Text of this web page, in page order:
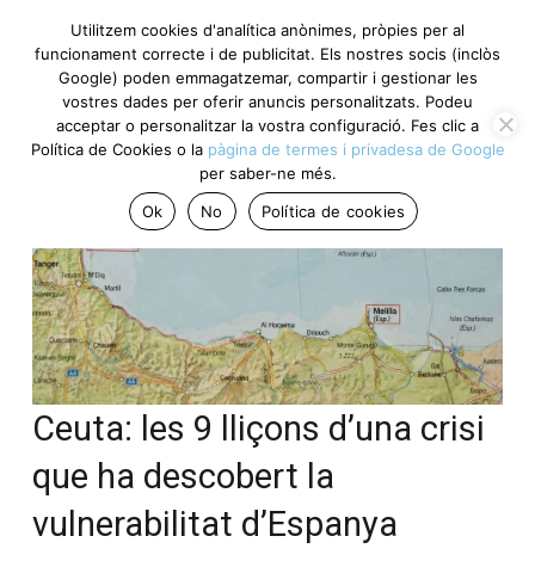
Ceuta: les 9 lliçons d’una crisi
que ha descobert la
vulnerabilitat d’Espanya
Utilitzem cookies d'analítica anònimes, pròpies per al
funcionament correcte i de publicitat. Els nostres socis (inclòs
Google) poden emmagatzemar, compartir i gestionar les
vostres dades per oferir anuncis personalitzats. Podeu
acceptar o personalitzar la vostra configuració. Fes clic a
Política de Cookies o la pàgina de termes i privadesa de Google
per saber-ne més.
Ok
No Política de cookies